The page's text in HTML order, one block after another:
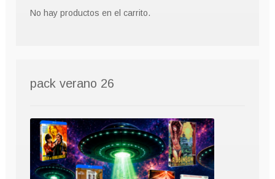
No hay productos en el carrito.
pack verano 26